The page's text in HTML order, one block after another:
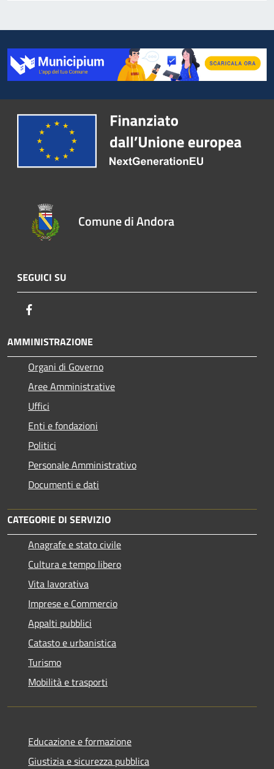
Comune di Andora
SEGUICI SU
AMMINISTRAZIONE
Organi di Governo
Aree Amministrative
Uffici
Enti e fondazioni
Politici
Personale Amministrativo
Documenti e dati
CATEGORIE DI SERVIZIO
Anagrafe e stato civile
Cultura e tempo libero
Vita lavorativa
Imprese e Commercio
Appalti pubblici
Catasto e urbanistica
Turismo
Mobilità e trasporti
Educazione e formazione
Giustizia e sicurezza pubblica